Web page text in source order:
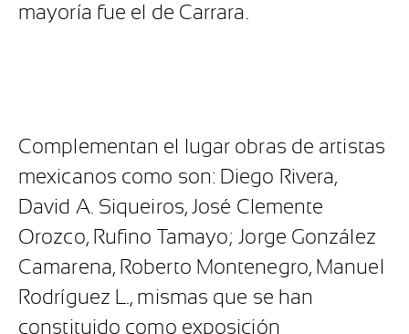
mayoría fue el de Carrara.
Complementan el lugar obras de artistas
mexicanos como son: Diego Rivera,
David A. Siqueiros, José Clemente
Orozco, Rufino Tamayo; Jorge González
Camarena, Roberto Montenegro, Manuel
Rodríguez L., mismas que se han
constituido como exposición